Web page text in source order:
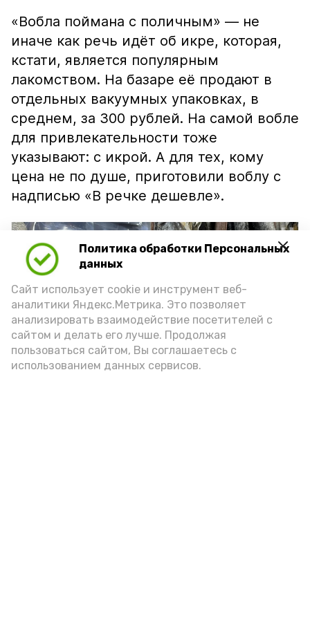
Политика обработки Персональных
данных
Сайт использует cookie и инструмент веб-
аналитики Яндекс.Метрика. Это позволяет
анализировать взаимодействие посетителей с
сайтом и делать его лучше. Продолжая
пользоваться сайтом, Вы соглашаетесь с
использованием данных сервисов.
«Вобла поймана с поличным» — не
иначе как речь идёт об икре, которая,
кстати, является популярным
лакомством. На базаре её продают в
отдельных вакуумных упаковках, в
среднем, за 300 рублей. На самой вобле
для привлекательности тоже
указывают: с икрой. А для тех, кому
цена не по душе, приготовили воблу с
надписью «В речке дешевле».